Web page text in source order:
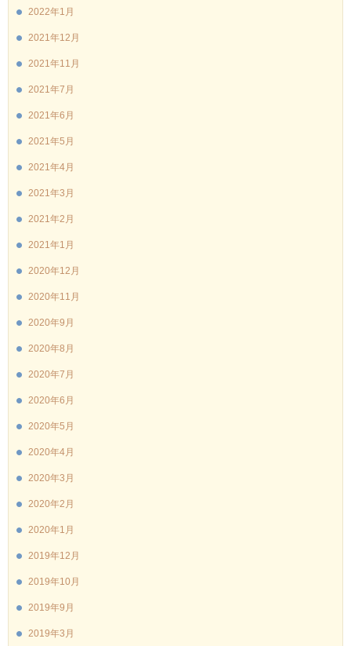
2022年1月
2021年12月
2021年11月
2021年7月
2021年6月
2021年5月
2021年4月
2021年3月
2021年2月
2021年1月
2020年12月
2020年11月
2020年9月
2020年8月
2020年7月
2020年6月
2020年5月
2020年4月
2020年3月
2020年2月
2020年1月
2019年12月
2019年10月
2019年9月
2019年3月